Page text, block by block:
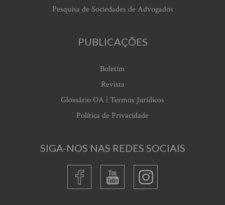
Pesquisa de Sociedades de Advogados
PUBLICAÇÕES
Boletim
Revista
Glossário OA | Termos Jurídicos
Política de Privacidade
SIGA-NOS NAS REDES SOCIAIS